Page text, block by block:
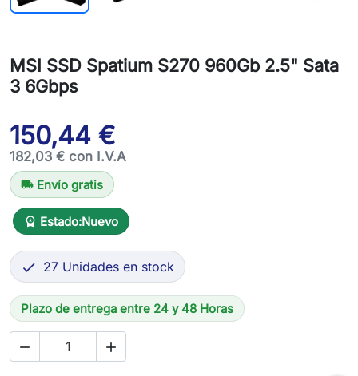
MSI SSD Spatium S270 960Gb 2.5" Sata
3 6Gbps
150,44 €
182,03 € con I.V.A
local_shipping Envío gratis
workspace_premium Estado:Nuevo
 27 Unidades en stock
Plazo de entrega entre 24 y 48 Horas
 